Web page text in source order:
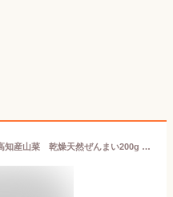
【送料無料】【日時指定不可】高知産山菜 乾燥天然ぜんまい200g 令和7年度産 新乾燥ゼンマイ 山菜 （中～大） 日にち指定、時間指定は出来ません。クリックポスト、レターパックでお届けします。